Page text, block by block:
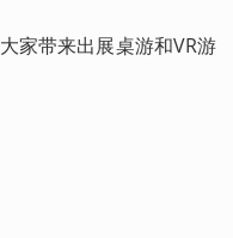
家带来出展桌游和VR游